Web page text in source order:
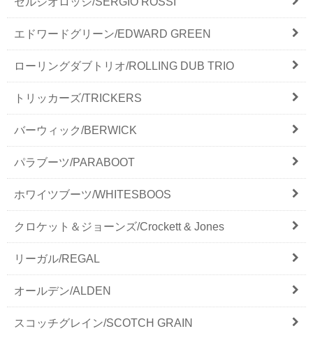
エドワードグリーン/EDWARD GREEN
ローリングダブトリオ/ROLLING DUB TRIO
トリッカーズ/TRICKERS
バーウィック/BERWICK
パラブーツ/PARABOOT
ホワイツブーツ/WHITESBOOS
クロケット＆ジョーンズ/Crockett & Jones
リーガル/REGAL
オールデン/ALDEN
スコッチグレイン/SCOTCH GRAIN